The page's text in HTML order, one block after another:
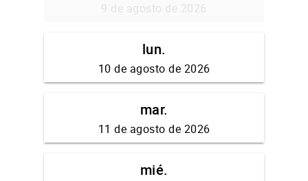
9 de agosto de 2026
lun.
10 de agosto de 2026
mar.
11 de agosto de 2026
mié.